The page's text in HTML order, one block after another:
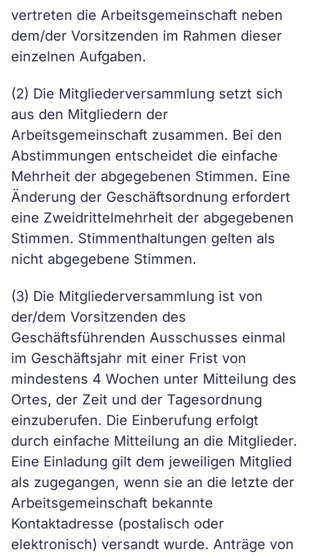
vertreten die Arbeitsgemeinschaft neben
dem/der Vorsitzenden im Rahmen dieser
einzelnen Aufgaben.
(2) Die Mitgliederversammlung setzt sich
aus den Mitgliedern der
Arbeitsgemeinschaft zusammen. Bei den
Abstimmungen entscheidet die einfache
Mehrheit der abgegebenen Stimmen. Eine
Änderung der Geschäftsordnung erfordert
eine Zweidrittelmehrheit der abgegebenen
Stimmen. Stimmenthaltungen gelten als
nicht abgegebene Stimmen.
(3) Die Mitgliederversammlung ist von
der/dem Vorsitzenden des
Geschäftsführenden Ausschusses einmal
im Geschäftsjahr mit einer Frist von
mindestens 4 Wochen unter Mitteilung des
Ortes, der Zeit und der Tagesordnung
einzuberufen. Die Einberufung erfolgt
durch einfache Mitteilung an die Mitglieder.
Eine Einladung gilt dem jeweiligen Mitglied
als zugegangen, wenn sie an die letzte der
Arbeitsgemeinschaft bekannte
Kontaktadresse (postalisch oder
elektronisch) versandt wurde. Anträge von